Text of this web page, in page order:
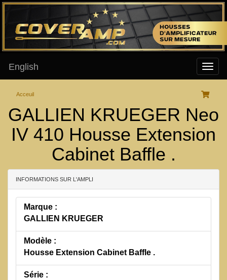
English
Acceuil
GALLIEN KRUEGER Neo
IV 410 Housse Extension
Cabinet Baffle .
INFORMATIONS SUR L'AMPLI
Marque :
GALLIEN KRUEGER
Modèle :
Housse Extension Cabinet Baffle .
Série :